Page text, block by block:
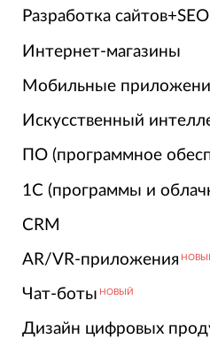
Разработка сайтов+SEO
Интернет-магазины
Мобильные
Искусственный
ПО (программное
1С (программы и
CRM
AR/VR-приложения
Чат-боты НОВЫЙ
Дизайн цифровых